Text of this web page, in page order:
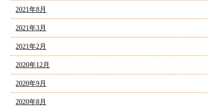
2021年8月
2021年3月
2021年2月
2020年12月
2020年9月
2020年8月